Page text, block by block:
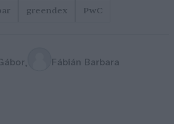
greendex PwC
Fábián Barbara